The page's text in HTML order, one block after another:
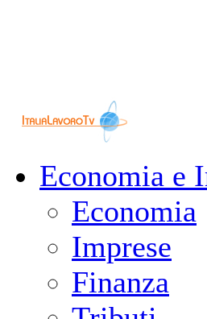
Economia e
Economia
Imprese
Finanza